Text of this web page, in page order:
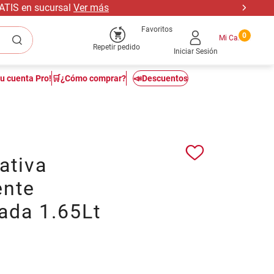
en sucursal Ver más
Repetir pedido
Favoritos
Iniciar Sesión
0
cuenta Pro! 🛒¿Cómo comprar? 📣Descuentos
1.65Lt